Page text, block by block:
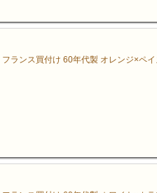
フランス買付け 60年代製 オレンジ×ペ